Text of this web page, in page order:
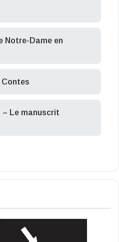
Notre-Dame en
Contes
– Le manuscrit